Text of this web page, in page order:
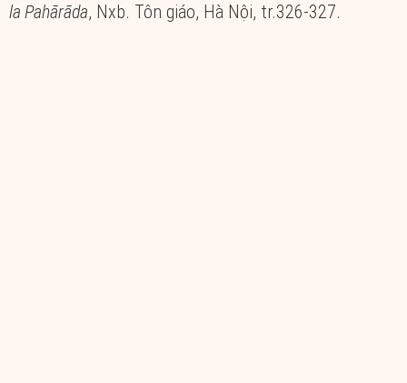
la Pahārāda, Nxb. Tôn giáo, Hà Nội, tr.326-327.